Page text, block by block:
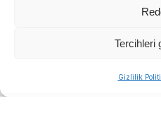
Tercihleri
Gizlilik